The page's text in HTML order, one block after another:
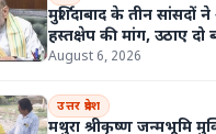
मुर्शिदाबाद के तीन सांसदों
हस्तक्षेप की मांग, उठाए दो
August 6, 2026
उत्तर प्रदेश
मथुरा श्रीकृष्ण जन्मभूमि